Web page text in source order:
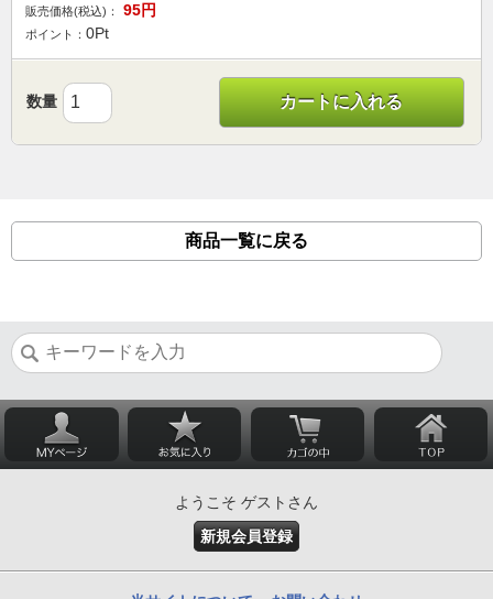
販売価格(税込)： 95円
ポイント： 0Pt
数量 カートに入れる
商品一覧に戻る
ようこそ ゲストさん
新規会員登録